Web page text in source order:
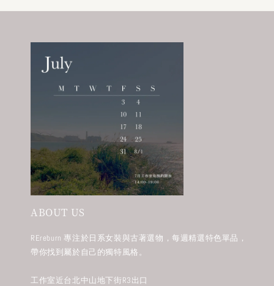
ABOUT US
REreburn 專注於日系女裝與古著選物，每週精選特色單品，
帶你找到屬於自己的獨特風格。
工作室近台北中山地下街R3出口